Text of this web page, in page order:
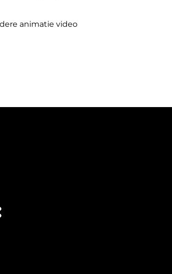
animatie video